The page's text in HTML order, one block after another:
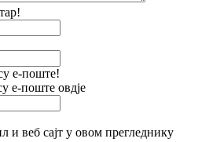
е-поште!
е-поште овдје
и веб сајт у овом прегледнику